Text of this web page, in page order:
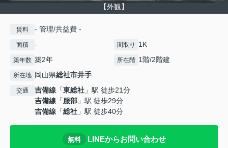
【外観】
賃料 - 管理/共益費 -
面積 - 間取り 1K
築年数 築2年 所在階 1階/2階建
所在地 岡山県総社市井手
交通 吉備線 「東総社 」駅 徒歩21分
吉備線 「服部 」駅 徒歩29分
吉備線 「総社 」駅 徒歩40分
無料 LINEからお問い合わせ